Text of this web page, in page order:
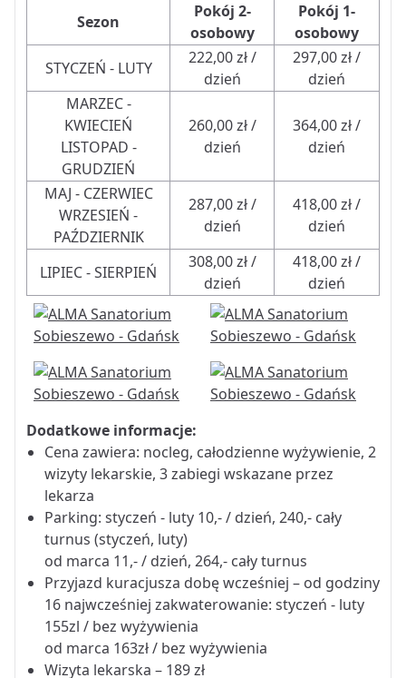
Sezon
Pokój 2-
osobowy
Pokój 1-
osobowy
STYCZEŃ - LUTY
222,00 zł /
dzień
297,00 zł /
dzień
MARZEC -
KWIECIEŃ
LISTOPAD -
GRUDZIEŃ
260,00 zł /
dzień
364,00 zł /
dzień
MAJ - CZERWIEC
WRZESIEŃ -
PAŹDZIERNIK
287,00 zł /
dzień
418,00 zł /
dzień
LIPIEC - SIERPIEŃ
308,00 zł /
dzień
418,00 zł /
dzień
Dodatkowe informacje:
Cena zawiera: nocleg, całodzienne wyżywienie, 2
wizyty lekarskie, 3 zabiegi wskazane przez
lekarza
Parking: styczeń - luty 10,- / dzień, 240,- cały
turnus (styczeń, luty)
od marca 11,- / dzień, 264,- cały turnus
Przyjazd kuracjusza dobę wcześniej – od godziny
16 najwcześniej zakwaterowanie: styczeń - luty
155zl / bez wyżywienia
od marca 163zł / bez wyżywienia
Wizyta lekarska – 189 zł